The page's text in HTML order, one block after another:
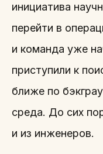
инициатива
перейти в
и команда уже
приступили к
ближе по
среда. До сих
и из инженеров.